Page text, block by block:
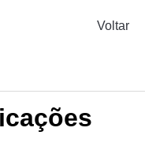
Voltar